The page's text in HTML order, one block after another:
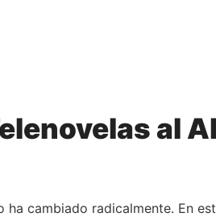
al
cambiado radicalmente. En